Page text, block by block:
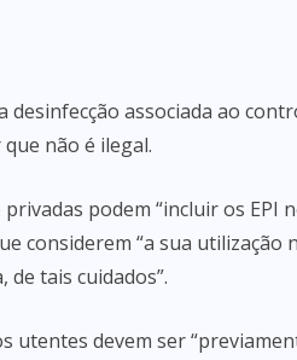
associada ao
que não é ilegal.
podem “incluir os EPI
considerem “a sua utilização
tais cuidados”.
utentes devem ser